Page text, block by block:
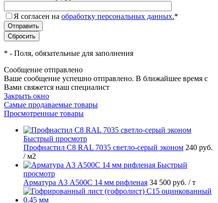
Я согласен на обработку персональных данных.*
* - Поля, обязательные для заполнения
Сообщение отправлено
Ваше сообщение успешно отправлено. В ближайшее время с
Вами свяжется наш специалист
Закрыть окно
Самые продаваемые товары
Просмотренные товары
Быстрый просмотр
Профнастил С8 RAL 7035 светло-серый эконом 240 руб.
/ м2
Быстрый
просмотр
Арматура А3 А500С 14 мм рифленая 34 500 руб. / т